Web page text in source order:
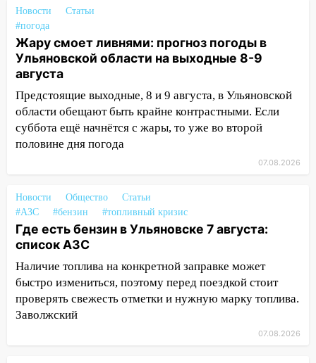
16:35
В Ульяновске установили ещё
девять бункеров для крупногабаритного
мусора
16:26 В Ульяновске бесплатно покажут
матч «Волги» под открытым небом
16:12 В Ульяновском госуниверситете
разработают отечественный прибор для
цифровой ПЦР
клуба «Рекорд-Fitness»
15:34 После вмешательства
прокуратуры в селах Ульяновской
области привели в порядок детские
15:27 Прокуратура проверяет
капремонт школы в селе Кивать
Новости
Статьи
#погода
Жару смоет ливнями: прогноз погоды в
Ульяновской области на выходные 8-9
августа
Предстоящие выходные, 8 и 9 августа, в Ульяновской
области обещают быть крайне контрастными. Если
суббота ещё начнётся с жары, то уже во второй
половине дня погода
07.08.2026
Новости Общество
Статьи
#АЗС
#бензин #топливный кризис
Где есть бензин в Ульяновске 7 августа:
список АЗС
Наличие топлива на конкретной заправке может
быстро измениться, поэтому перед поездкой стоит
проверять свежесть отметки и нужную марку топлива.
Заволжский
07.08.2026